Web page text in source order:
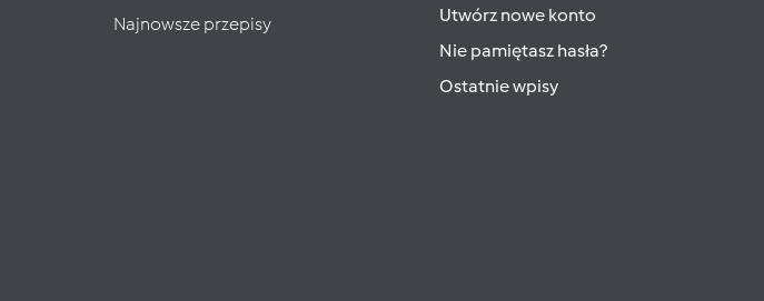
Najnowsze przepisy
Utwórz nowe konto
Nie pamiętasz hasła?
Ostatnie wpisy